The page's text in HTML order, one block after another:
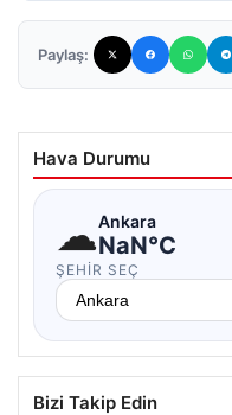
Paylaş:
Hava Durumu
☁Ankara
NaN°C
ŞEHIR SEÇ
Bizi Takip Edin